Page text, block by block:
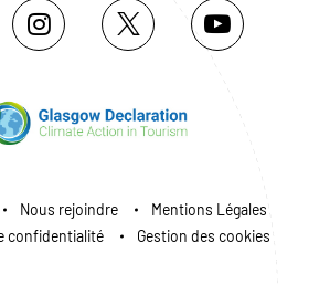
Nous rejoindre
Mentions Légales
confidentialité
Gestion des cookies